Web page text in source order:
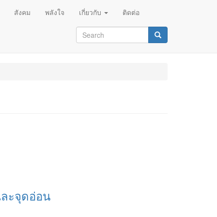
สังคม พลังใจ เกี่ยวกับ ติดต่อ
Search
form
ะจุดอ่อน